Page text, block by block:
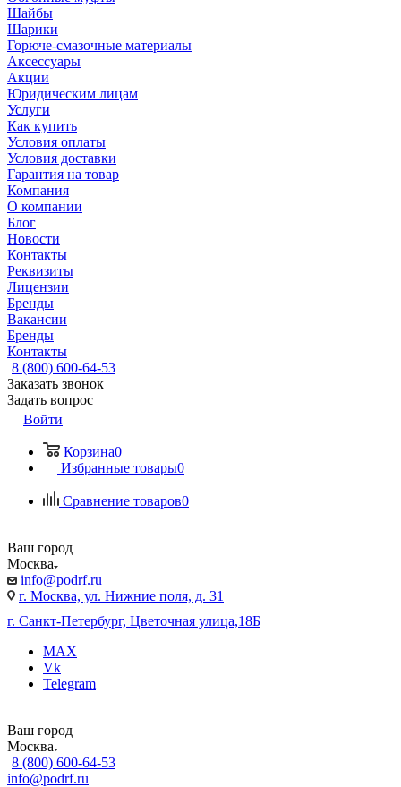
Шайбы
Шарики
Горюче-смазочные материалы
Аксессуары
Акции
Юридическим лицам
Услуги
Как купить
Условия оплаты
Условия доставки
Гарантия на товар
Компания
О компании
Блог
Новости
Контакты
Реквизиты
Лицензии
Бренды
Вакансии
Бренды
Контакты
8 (800) 600-64-53
Заказать звонок
Задать вопрос
Войти
Корзина0
Избранные товары0
Сравнение товаров0
Ваш город
Москва
info@podrf.ru
г. Москва, ул. Нижние поля, д. 31
г. Санкт-Петербург, Цветочная улица,18Б
MAX
Vk
Telegram
Ваш город
Москва
8 (800) 600-64-53
info@podrf.ru